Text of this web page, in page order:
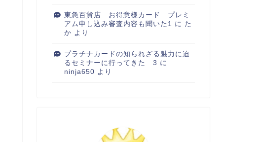
東急百貨店 お得意様カード プレミ
アム申し込み審査内容も聞いた1 に た
か より
プラチナカードの知られざる魅力に迫
るセミナーに行ってきた 3 に
ninja650 より